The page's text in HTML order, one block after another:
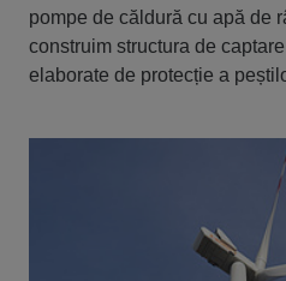
pompe de căldură cu apă de
construim structura de
elaborate de protecție a